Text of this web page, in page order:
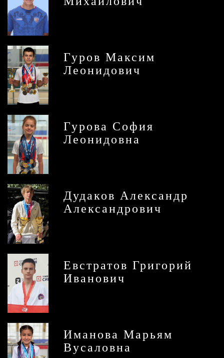
Гуров Максим
Леонидович
Гурова София
Леонидовна
Дудаков Александр
Александрович
Евстратов Григорий
Иванович
Иманова Марьям
Вусаловна